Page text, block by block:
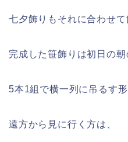
七夕飾りもそれに合わせて
完成した笹飾りは初日の朝
5本1組で横一列に吊るす形
遠方から見に行く方は、